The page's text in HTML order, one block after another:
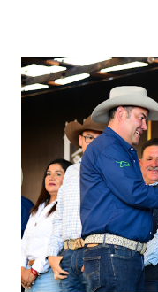
Corazón Urbano y el
informó que en este
metros cuadrados de
Nieto, entre Jesús F.
lo que se aplicará
llevará este programa
Asunción, Avenida
los edificios
Norias de Paso Hondo